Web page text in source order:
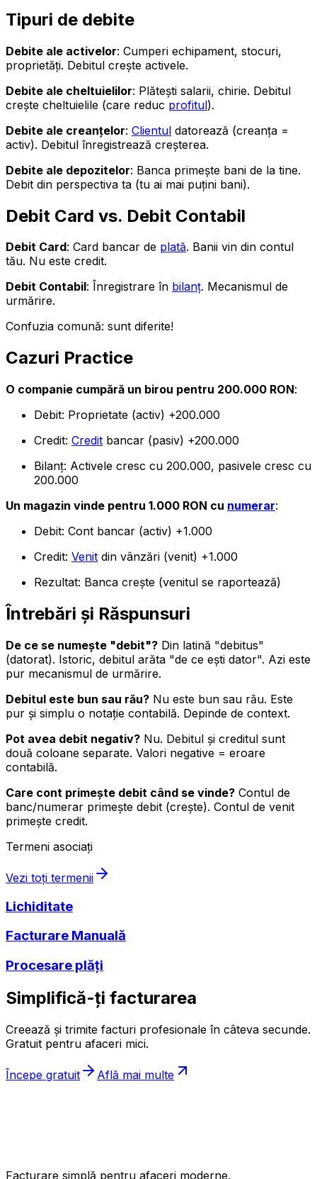
Tipuri de debite
Debite ale activelor: Cumperi echipament, stocuri,
proprietăți. Debitul crește activele.
Debite ale cheltuielilor: Plătești salarii, chirie. Debitul
crește cheltuielile (care reduc profitul).
Debite ale creanțelor: Clientul datorează (creanța =
activ). Debitul înregistrează creșterea.
Debite ale depozitelor: Banca primește bani de la tine.
Debit din perspectiva ta (tu ai mai puțini bani).
Debit Card vs. Debit Contabil
Debit Card: Card bancar de plată. Banii vin din contul
tău. Nu este credit.
Debit Contabil: Înregistrare în bilanț. Mecanismul de
urmărire.
Confuzia comună: sunt diferite!
Cazuri Practice
O companie cumpără un birou pentru 200.000 RON:
Debit: Proprietate (activ) +200.000
Credit: Credit bancar (pasiv) +200.000
Bilanț: Activele cresc cu 200.000, pasivele cresc cu
200.000
Un magazin vinde pentru 1.000 RON cu numerar:
Debit: Cont bancar (activ) +1.000
Credit: Venit din vânzări (venit) +1.000
Rezultat: Banca crește (venitul se raportează)
Întrebări și Răspunsuri
De ce se numește "debit"? Din latină "debitus"
(datorat). Istoric, debitul arăta "de ce ești dator". Azi este
pur mecanismul de urmărire.
Debitul este bun sau rău? Nu este bun sau rău. Este
pur și simplu o notație contabilă. Depinde de context.
Pot avea debit negativ? Nu. Debitul și creditul sunt
două coloane separate. Valori negative = eroare
contabilă.
Care cont primește debit când se vinde? Contul de
banc/numerar primește debit (crește). Contul de venit
primește credit.
Termeni asociați
Vezi toți termenii
Lichiditate
Facturare Manuală
Procesare plăți
Simplifică-ți facturarea
Creează și trimite facturi profesionale în câteva secunde.
Gratuit pentru afaceri mici.
Începe gratuit Află mai multe
Facturare simplă pentru afaceri moderne.